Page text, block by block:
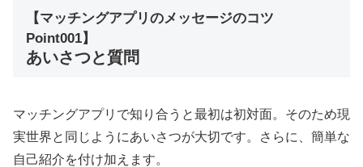
【マッチングアプリのメッセージのコツ
Point001】
あいさつと質問
マッチングアプリで知り合うと最初は初対面。そのため現
実世界と同じようにあいさつが大切です。さらに、簡単な
自己紹介を付け加えます。